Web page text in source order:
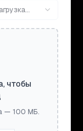
чтобы
— 100 МБ.